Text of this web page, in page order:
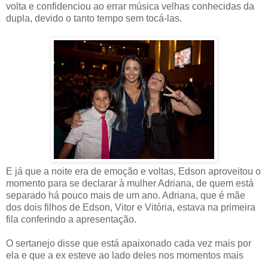
volta e confidenciou ao errar música velhas conhecidas da
dupla, devido o tanto tempo sem tocá-las.
E já que a noite era de emoção e voltas, Edson aproveitou o
momento para se declarar à mulher Adriana, de quem está
separado há pouco mais de um ano. Adriana, que é mãe
dos dois filhos de Edson, Vitor e Vitória, estava na primeira
fila conferindo a apresentação.
O sertanejo disse que está apaixonado cada vez mais por
ela e que a ex esteve ao lado deles nos momentos mais